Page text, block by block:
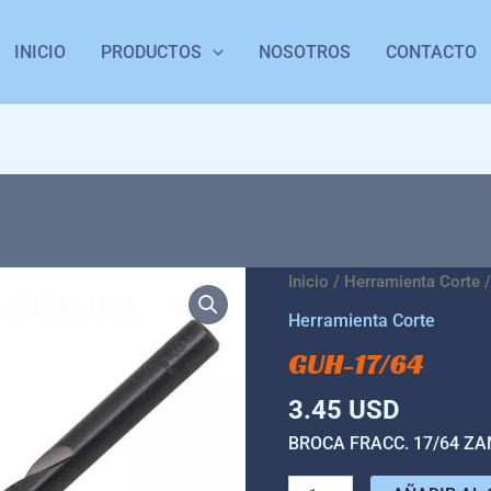
INICIO PRODUCTOS NOSOTROS CONTACTO
Inicio / Herramienta Corte
Herramienta Corte
GUH-17/64
3.45 USD
BROCA FRACC. 17/64
GUH-
17/64